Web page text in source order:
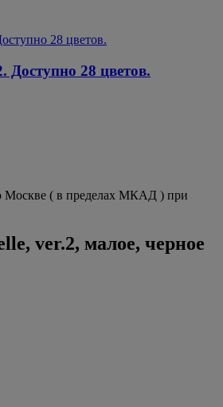
Доступно 28 цветов.
Москве ( в пределах МКАД ) при
ver.2, малое, черное